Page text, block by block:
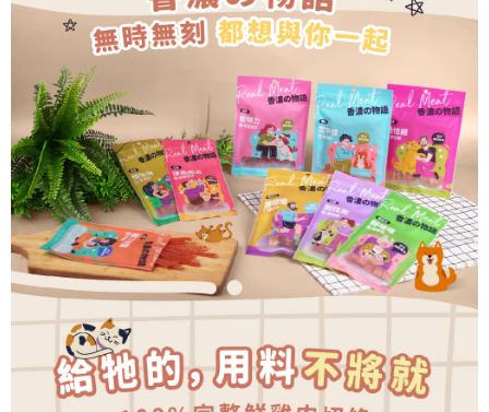
權轉讓予恩沛科技股份有限公司。
２．關於個人資料處理事宜，請瀏覽以下網址：
https://aftee.tw/terms/#terms3
３．未成年的使用者請事先徵得法定代理人或監護人之同意方可使用
「AFTEE先享後付」，若未經同意申辦者引起之損失，本公司不負相關責
任。
４．使用「AFTEE先享後付」時，將依據個別帳號之用戶狀況，依本公司即
時審查核予不同之上限額度；若仍有額度不足之情形，本公司將視審查結果
請求用戶進行身份認證。
５．嚴禁一人註冊多個帳號或使用他人資訊註冊。若發現惡意使用之情形，
恩沛科技股份有限公司將有權停止該用戶之使用額度並採取法律行動。
大型貨運
每筆NT$300
宅配-離島
每筆NT$180